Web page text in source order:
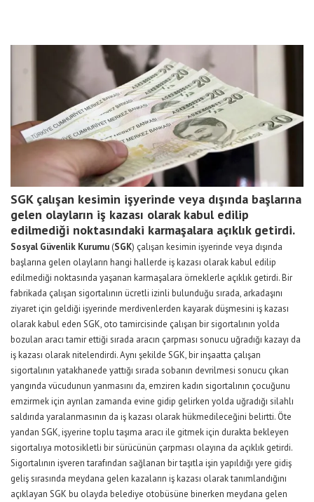
SGK çalışan kesimin işyerinde veya dışında başlarına
gelen olayların iş kazası olarak kabul edilip
edilmediği noktasındaki karmaşalara açıklık getirdi.
Sosyal Güvenlik Kurumu (SGK) çalışan kesimin işyerinde veya dışında
başlarına gelen olayların hangi hallerde iş kazası olarak kabul edilip
edilmediği noktasında yaşanan karmaşalara örneklerle açıklık getirdi. Bir
fabrikada çalışan sigortalının ücretli izinli bulunduğu sırada, arkadaşını
ziyaret için geldiği işyerinde merdivenlerden kayarak düşmesini iş kazası
olarak kabul eden SGK, oto tamircisinde çalışan bir sigortalının yolda
bozulan aracı tamir ettiği sırada aracın çarpması sonucu uğradığı kazayı da
iş kazası olarak nitelendirdi. Aynı şekilde SGK, bir inşaatta çalışan
sigortalının yatakhanede yattığı sırada sobanın devrilmesi sonucu çıkan
yangında vücudunun yanmasını da, emziren kadın sigortalının çocuğunu
emzirmek için ayrılan zamanda evine gidip gelirken yolda uğradığı silahlı
saldırıda yaralanmasının da iş kazası olarak hükmedileceğini belirtti. Öte
yandan SGK, işyerine toplu taşıma aracı ile gitmek için durakta bekleyen
sigortalıya motosikletli bir sürücünün çarpması olayına da açıklık getirdi.
Sigortalının işveren tarafından sağlanan bir taşıtla işin yapıldığı yere gidiş
geliş sırasında meydana gelen kazaların iş kazası olarak tanımlandığını
açıklayan SGK bu olayda belediye otobüsüne binerken meydana gelen